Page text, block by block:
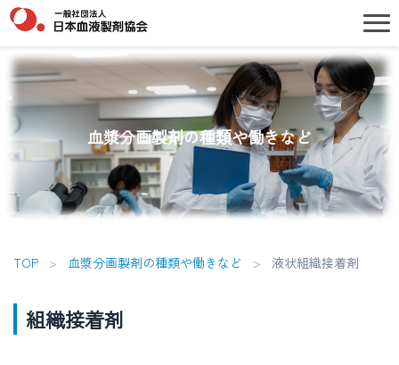
血漿分画製剤の種類や働きなど
TOP > 血漿分画製剤の種類や働きなど > 液状組織接着剤
組織接着剤